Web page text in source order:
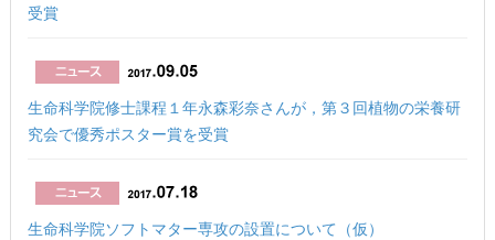
受賞
生命科学院修士課程１年永森彩奈さんが，第３回植物の栄養研
究会で優秀ポスター賞を受賞
生命科学院ソフトマター専攻の設置について（仮）